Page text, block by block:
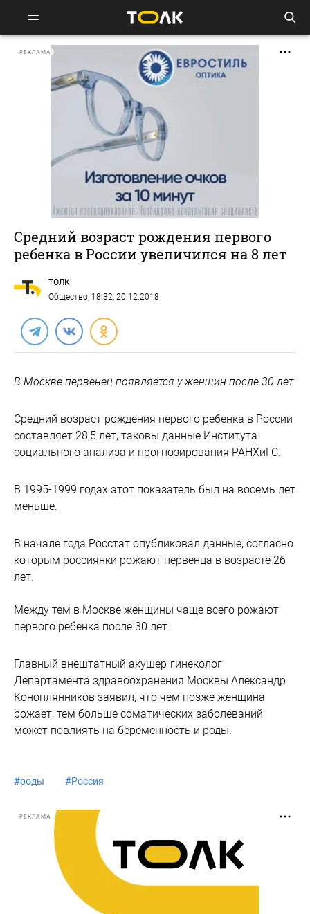
РЕКЛАМА
Средний возраст рождения первого
ребенка в России увеличился на 8 лет
ТОЛК
Общество, 18:32, 20.12.2018
В Москве первенец появляется у женщин после 30 лет
Средний возраст рождения первого ребенка в России
составляет 28,5 лет, таковы данные Института
социального анализа и прогнозирования РАНХиГС.
В 1995-1999 годах этот показатель был на восемь лет
меньше.
В начале года Росстат опубликовал данные, согласно
которым россиянки рожают первенца в возрасте 26
лет.
Между тем в Москве женщины чаще всего рожают
первого ребенка после 30 лет.
Главный внештатный акушер-гинеколог
Департамента здравоохранения Москвы Александр
Коноплянников заявил, что чем позже женщина
рожает, тем больше соматических заболеваний
может повлиять на беременность и роды.
#роды #Россия
РЕКЛАМА